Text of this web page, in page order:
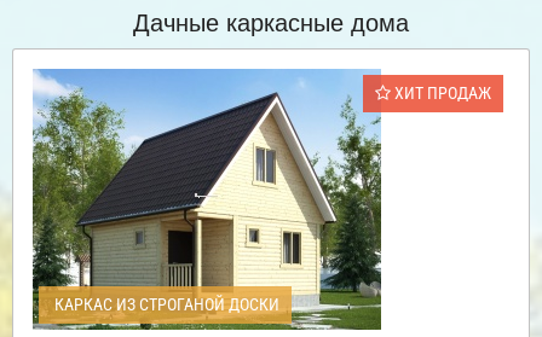
Дачные каркасные дома
ХИТ ПРОДАЖ
КАРКАС ИЗ СТРОГАНОЙ ДОСКИ